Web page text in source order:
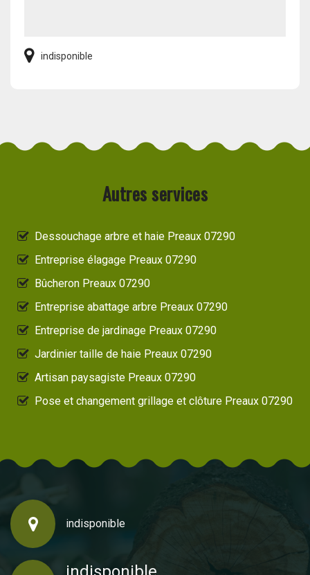
indisponible
Autres services
Dessouchage arbre et haie Preaux 07290
Entreprise élagage Preaux 07290
Bûcheron Preaux 07290
Entreprise abattage arbre Preaux 07290
Entreprise de jardinage Preaux 07290
Jardinier taille de haie Preaux 07290
Artisan paysagiste Preaux 07290
Pose et changement grillage et clôture Preaux 07290
indisponible